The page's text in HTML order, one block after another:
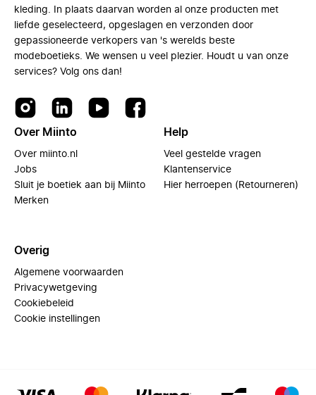
kleding. In plaats daarvan worden al onze producten met
liefde geselecteerd, opgeslagen en verzonden door
gepassioneerde verkopers van 's werelds beste
modeboetieks. We wensen u veel plezier. Houdt u van onze
services? Volg ons dan!
Over Miinto
Over miinto.nl
Jobs
Sluit je boetiek aan bij Miinto
Merken
Help
Veel gestelde vragen
Klantenservice
Hier herroepen (Retourneren)
Overig
Algemene voorwaarden
Privacywetgeving
Cookiebeleid
Cookie instellingen